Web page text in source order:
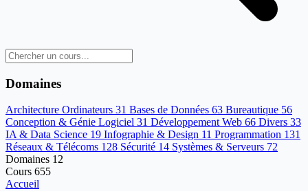
Domaines
Architecture Ordinateurs 31 Bases de Données 63 Bureautique 56
Conception & Génie Logiciel 31 Développement Web 66 Divers 33
IA & Data Science 19 Infographie & Design 11 Programmation 131
Réseaux & Télécoms 128 Sécurité 14 Systèmes & Serveurs 72
Domaines 12
Cours 655
Accueil